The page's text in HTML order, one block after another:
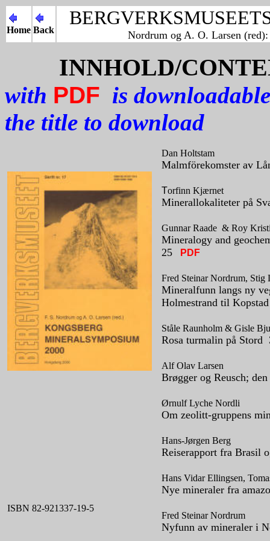
Home Back Nordrum og A. O. Larsen
INNHOLD/
with PDF is
the title to download
Dan Holtstam
Malmförekomster av
Torfinn Kjærnet
Minerallokaliteter på
Gunnar Raade & Roy
Mineralogy and
25
PDF
Fred Steinar Nordrum,
Mineralfunn langs ny
Holmestrand til
Ståle Raunholm & Gisle
Rosa turmalin på Stord
Alf Olav Larsen
Brøgger og Reusch;
ISBN 82-921337-19-5
Ørnulf Lyche Nordli
Om zeolitt-gruppens
Hans-Jørgen Berg
Reiserapport fra Brasil
Hans Vidar Ellingsen,
Nye mineraler fra
Fred Steinar Nordrum
Nyfunn av mineraler i